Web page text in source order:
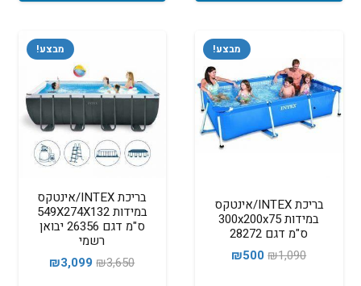
מבצע!
בריכת INTEX/אינטקס
במידות 300x200x75
ס"מ דגם 28272
₪1,090
המחיר
₪500
המחיר
מבצע!
בריכת INTEX/אינטקס
במידות 549X274X132
ס"מ דגם 26356 יבואן
רשמי
₪3,650
המחיר₪3,099
המחיר